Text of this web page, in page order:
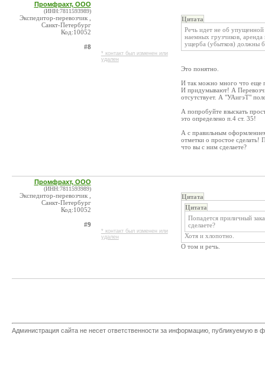
Промфрахт, ООО
(ИНН:7811593989)
Экспедитор-перевозчик ,
Санкт-Петербург
Код:10052
#8
* контакт был изменен или
удален
Цитата
Речь идет не об
наемных грузчиков,
ущерба (убытков) должны
Это понятно.
И так можно много что еще
И придумывают! А
отсутствует. А "УАигэТ"
А попробуйте взыскать
это определено п.4 ст. 35!
А с правильным
отметки о простое сделать!
что вы с ним сделаете?
Промфрахт, ООО
(ИНН:7811593989)
Экспедитор-перевозчик ,
Санкт-Петербург
Код:10052
#9
* контакт был изменен или
удален
Цитата
Цитата
Попадется приличный
сделаете?
Хотя и хлопотно.
О том и речь.
Администрация сайта не несет ответственности за информацию, публикуемую